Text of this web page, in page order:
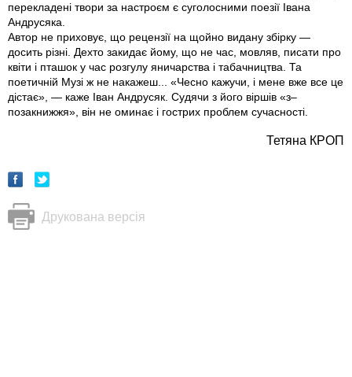
перекладені твори за настроєм є суголосними поезії Івана
Андрусяка.
Автор не приховує, що рецензії на щойно видану збірку —
досить різні. Дехто закидає йому, що не час, мовляв, писати про
квіти і пташок у час розгулу яничарства і табачництва. Та
поетичній Музі ж не накажеш... «Чесно кажучи, і мене вже все це
дістає», — каже Іван Андрусяк. Судячи з його віршів «з–
позакнижжя», він не оминає і гострих проблем сучасності.
Тетяна КРОП
Друкована версія